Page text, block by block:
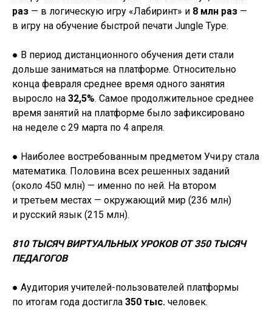
раз — в логическую игру «Лабиринт» и 8 млн раз —
в игру на обучение быстрой печати Jungle Type.
● В период дистанционного обучения дети стали
дольше заниматься на платформе. Относительно
конца февраля среднее время одного занятия
выросло на 32,5%. Самое продолжительное среднее
время занятий на платформе было зафиксировано
на неделе с 29 марта по 4 апреля.
● Наиболее востребованным предметом Учи.ру стала
математика. Половина всех решенных заданий
(около 450 млн) — именно по ней. На втором
и третьем местах — окружающий мир (236 млн)
и русский язык (215 млн).
810 ТЫСЯЧ ВИРТУАЛЬНЫХ УРОКОВ ОТ 350 ТЫСЯЧ
ПЕДАГОГОВ
● Аудитория учителей-пользователей платформы
по итогам года достигла 350 тыс. человек.